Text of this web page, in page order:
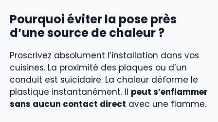
Pourquoi éviter la pose près
d’une source de chaleur ?
Proscrivez absolument l’installation dans vos
cuisines. La proximité des plaques ou d’un
conduit est suicidaire. La chaleur déforme le
plastique instantanément. Il peut s’enflammer
sans aucun contact direct avec une flamme.